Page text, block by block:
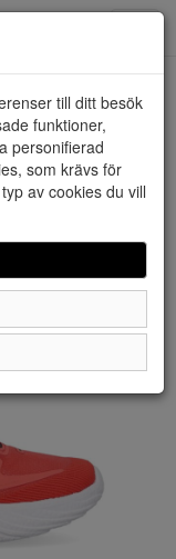
till ditt besök
funktioner,
personifierad
som krävs för
av cookies du vill